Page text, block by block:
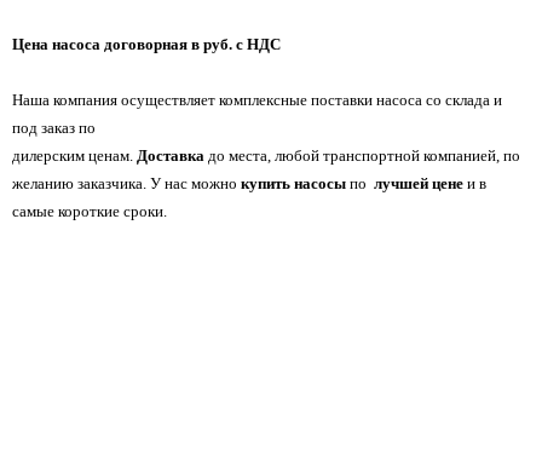
Цена насоса договорная в руб. с НДС
Наша компания осуществляет комплексные поставки насоса со склада и
под заказ по
дилерским ценам. Доставка до места, любой транспортной компанией, по
желанию заказчика. У нас можно купить насосы по лучшей цене и в
самые короткие сроки.